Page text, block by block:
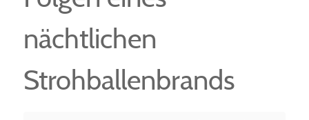
nächtlichen
Strohballenbrands